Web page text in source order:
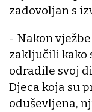
zadovoljan s
- Nakon
zaključili kako
odradile svoj
Djeca koja su
oduševljena,